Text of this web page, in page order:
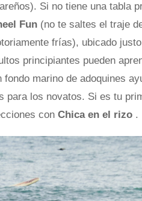
Si no tiene una tabla
Fun (no te saltes el traje
frías), ubicado
principiantes pueden
fondo marino de adoquines
para los novatos. Si es tu
con Chica en el rizo .